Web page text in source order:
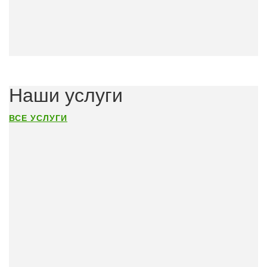
Наши услуги
ВСЕ УСЛУГИ